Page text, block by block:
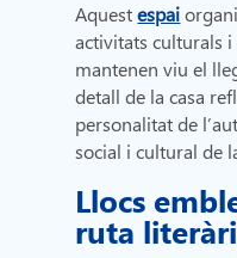
Aquestespai
activitats culturals
mantenen viu el
detall de la casa
personalitat de
social i cultural de
Llocs
ruta